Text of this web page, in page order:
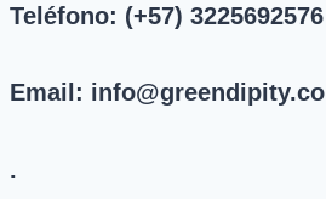
Teléfono: (+57) 3225692576
Email: info@greendipity.co
.